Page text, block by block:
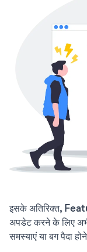
इसके अतिरिक्त,
अपडेट करने के लिए
समस्याएं या बग पैदा